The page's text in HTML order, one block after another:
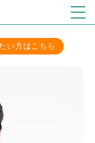
い方はこちら